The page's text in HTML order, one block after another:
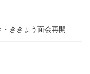
・ききょう面会再開